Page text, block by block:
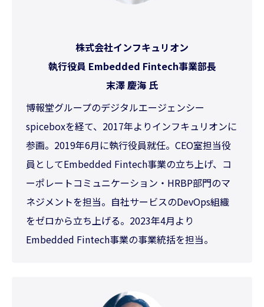
株式会社インフキュリオン
執行役員 Embedded Fintech事業部長
末澤 慶海 氏
博報堂グループのデジタルエージェンシー
spiceboxを経て、2017年よりインフキュリオンに
参画。2019年6月に執行役員就任。CEO室担当役
員としてEmbedded Fintech事業の立ち上げ、コ
ーポレートコミュニケーション・HRBP部門のマ
ネジメントを担当。自社サービスのDevOps組織
をゼロから立ち上げる。2023年4月より
Embedded Fintech事業の事業統括を担当。